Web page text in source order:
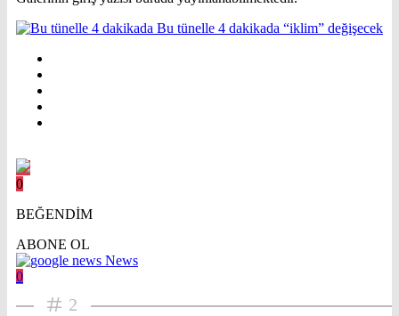
0
BEĞENDİM
ABONE OL
News
0
2